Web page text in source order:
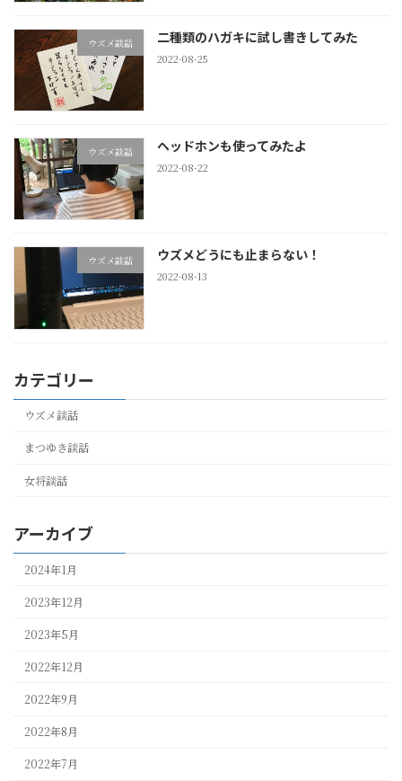
ウズメ談話 二種類のハガキに試し書きしてみた
2022-08-25
ウズメ談話 ヘッドホンも使ってみたよ
2022-08-22
ウズメ談話 ウズメどうにも止まらない！
2022-08-13
カテゴリー
ウズメ談話
まつゆき談話
女将談話
アーカイブ
2024年1月
2023年12月
2023年5月
2022年12月
2022年9月
2022年8月
2022年7月